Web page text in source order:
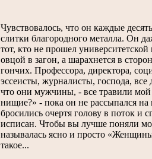
Чувствовалось, что он каждые
слитки благородного металла. Он
тот, кто не прошел
овцой в загон, а шарахнется в
гончих. Профессора, директора,
эссеисты, журналисты, господа, все
что они мужчи­ны, - все травили
нищие?» - пока он не рассыпался на
бросились очертя голову в поток и
исписан. Чтобы вы лучше поняли
называлась ясно и просто
такое...